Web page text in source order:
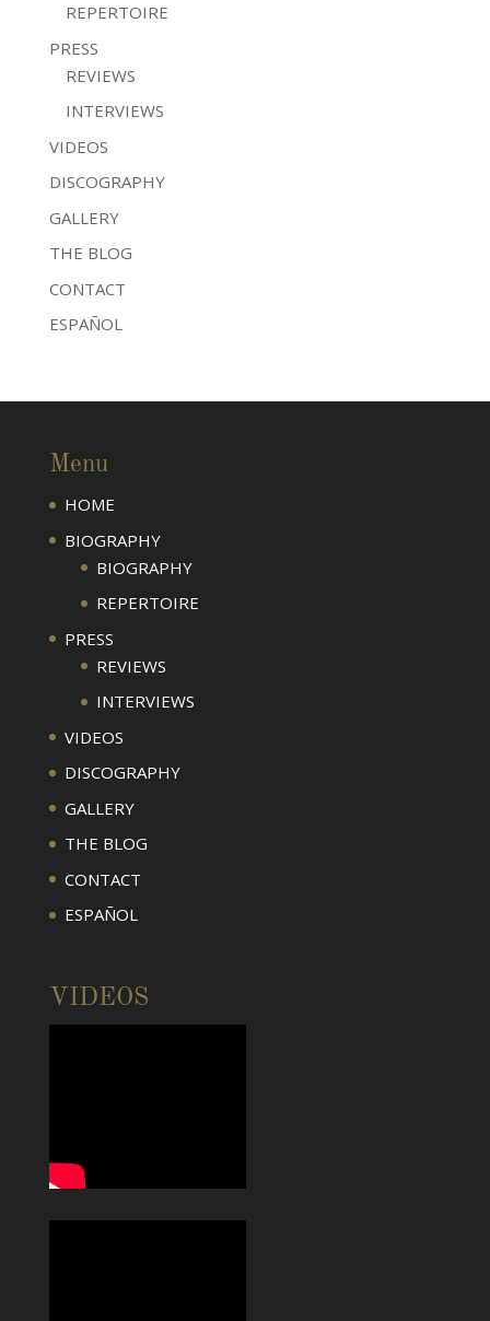
REPERTOIRE
PRESS
REVIEWS
INTERVIEWS
VIDEOS
DISCOGRAPHY
GALLERY
THE BLOG
CONTACT
ESPAÑOL
Menu
HOME
BIOGRAPHY
BIOGRAPHY
REPERTOIRE
PRESS
REVIEWS
INTERVIEWS
VIDEOS
DISCOGRAPHY
GALLERY
THE BLOG
CONTACT
ESPAÑOL
VIDEOS